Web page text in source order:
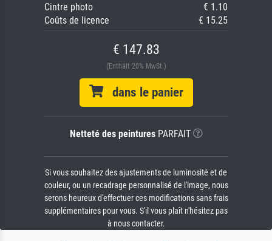
Cintre photo
€ 1.10
Coûts de licence
€ 15.25
€ 147.83
(Enthält 20% MwSt.)
dans le panier
Netteté des peinturesPARFAIT
Si vous souhaitez des ajustements de luminosité et de
couleur, ou un recadrage personnalisé de l'image, nous
serons heureux d'effectuer ces modifications sans frais
supplémentaires pour vous. S'il vous plaît n'hésitez pas
à nous contacter.